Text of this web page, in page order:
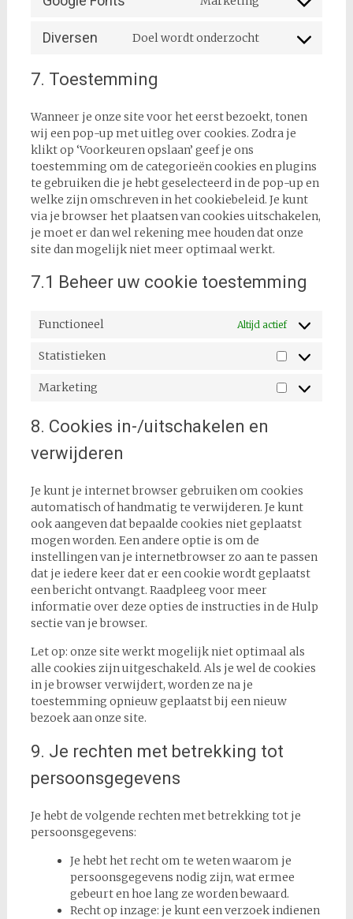
service
Consent
service
Diversen Doel wordt onderzocht
Consent
7. Toestemming
Wanneer je onze site voor het eerst bezoekt, tonen
wij een pop-up met uitleg over cookies. Zodra je
klikt op ‘Voorkeuren opslaan’ geef je ons
toestemming om de categorieën cookies en plugins
te gebruiken die je hebt geselecteerd in de pop-up en
welke zijn omschreven in het cookiebeleid. Je kunt
via je browser het plaatsen van cookies uitschakelen,
je moet er dan wel rekening mee houden dat onze
site dan mogelijk niet meer optimaal werkt.
7.1 Beheer uw cookie toestemming
Functioneel Altijd actief
Statistieken
Statistieken
Marketing
Marketing
8. Cookies in-/uitschakelen en
verwijderen
Je kunt je internet browser gebruiken om cookies
automatisch of handmatig te verwijderen. Je kunt
ook aangeven dat bepaalde cookies niet geplaatst
mogen worden. Een andere optie is om de
instellingen van je internetbrowser zo aan te passen
dat je iedere keer dat er een cookie wordt geplaatst
een bericht ontvangt. Raadpleeg voor meer
informatie over deze opties de instructies in de Hulp
sectie van je browser.
Let op: onze site werkt mogelijk niet optimaal als
alle cookies zijn uitgeschakeld. Als je wel de cookies
in je browser verwijdert, worden ze na je
toestemming opnieuw geplaatst bij een nieuw
bezoek aan onze site.
9. Je rechten met betrekking tot
persoonsgegevens
Je hebt de volgende rechten met betrekking tot je
persoonsgegevens:
Je hebt het recht om te weten waarom je
persoonsgegevens nodig zijn, wat ermee
gebeurt en hoe lang ze worden bewaard.
Recht op inzage: je kunt een verzoek indienen